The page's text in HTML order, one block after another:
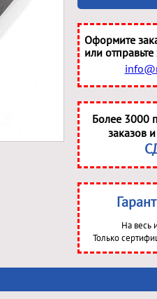
Оформите
или
Более 3000
заказов
На весь
Только